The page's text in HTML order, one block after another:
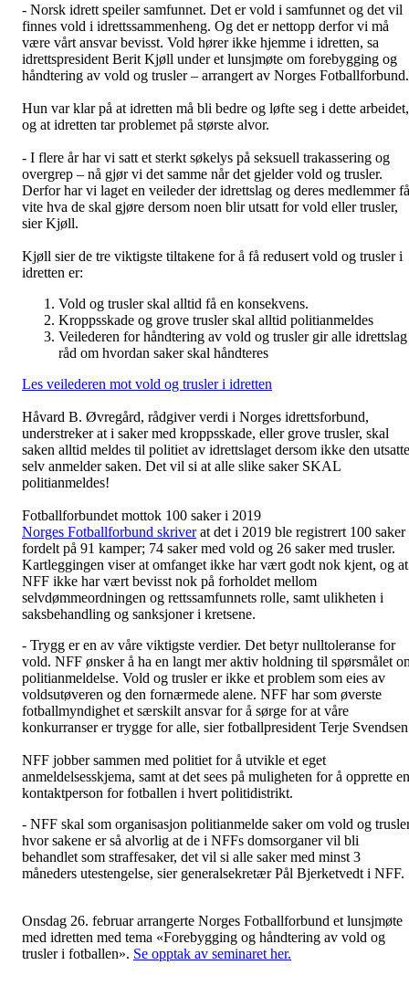
- Norsk idrett speiler samfunnet. Det er vold i samfunnet og det vil
finnes vold i idrettssammenheng. Og det er nettopp derfor vi må
være vårt ansvar bevisst. Vold hører ikke hjemme i idretten, sa
idrettspresident Berit Kjøll under et lunsjmøte om forebygging og
håndtering av vold og trusler – arrangert av Norges Fotballforbund.
Hun var klar på at idretten må bli bedre og løfte seg i dette arbeidet,
og at idretten tar problemet på største alvor.
- I flere år har vi satt et sterkt søkelys på seksuell trakassering og
overgrep – nå gjør vi det samme når det gjelder vold og trusler.
Derfor har vi laget en veileder der idrettslag og deres medlemmer
vite hva de skal gjøre dersom noen blir utsatt for vold eller trusler,
sier Kjøll.
Kjøll sier de tre viktigste tiltakene for å få redusert vold og trusler i
idretten er:
Vold og trusler skal alltid få en konsekvens.
Kroppsskade og grove trusler skal alltid politianmeldes
Veilederen for håndtering av vold og trusler gir alle idrettslag
råd om hvordan saker skal håndteres
Les veilederen mot vold og trusler i idretten
Håvard B. Øvregård, rådgiver verdi i Norges idrettsforbund,
understreker at i saker med kroppsskade, eller grove trusler, skal
saken alltid meldes til politiet av idrettslaget dersom ikke den utsatte
selv anmelder saken. Det vil si at alle slike saker SKAL
politianmeldes!
Fotballforbundet mottok 100 saker i 2019
Norges Fotballforbund skriverat det i 2019 ble registrert 100 saker
fordelt på 91 kamper; 74 saker med vold og 26 saker med trusler.
Kartleggingen viser at omfanget ikke har vært godt nok kjent, og at
NFF ikke har vært bevisst nok på forholdet mellom
selvdømmeordningen og rettssamfunnets rolle, samt ulikheten i
saksbehandling og sanksjoner i kretsene.
- Trygg er en av våre viktigste verdier. Det betyr nulltoleranse for
vold. NFF ønsker å ha en langt mer aktiv holdning til spørsmålet
politianmeldelse. Vold og trusler er ikke et problem som eies av
voldsutøveren og den fornærmede alene. NFF har som øverste
fotballmyndighet et særskilt ansvar for å sørge for at våre
konkurranser er trygge for alle, sier fotballpresident Terje
NFF jobber sammen med politiet for å utvikle et eget
anmeldelsesskjema, samt at det sees på muligheten for å opprette en
kontaktperson for fotballen i hvert politidistrikt.
- NFF skal som organisasjon politianmelde saker om vold og
hvor sakene er så alvorlig at de i NFFs domsorganer vil bli
behandlet som straffesaker, det vil si alle saker med minst 3
måneders utestengelse, sier generalsekretær Pål Bjerketvedt i NFF.
Onsdag 26. februar arrangerte Norges Fotballforbund et lunsjmøte
med idretten med tema «Forebygging og håndtering av vold og
trusler i fotballen». Se opptak av seminaret her.